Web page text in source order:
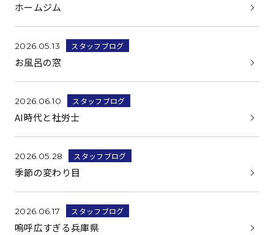
ホームジム
2026.05.13 スタッフブログ
お風呂の窓
2026.06.10 スタッフブログ
AI時代と社労士
2026.05.28 スタッフブログ
季節の変わり目
2026.06.17 スタッフブログ
嗚呼広すぎる兵庫県